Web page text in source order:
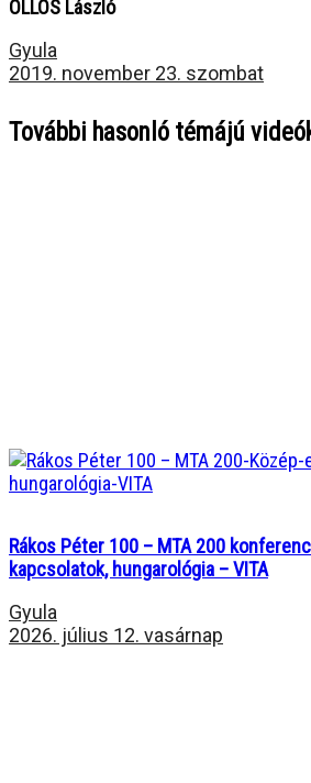
ÖLLÖS László
Gyula
2019. november 23. szombat
További hasonló témájú
Rákos Péter 100 – MTA 200
kapcsolatok, hungarológia – VITA
Gyula
2026. július 12. vasárnap